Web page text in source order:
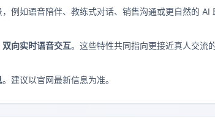
例如语音陪伴、教练式对话、销售沟通或更自然的 AI
向实时语音交互。这些特性共同指向更接近真人交流
。建议以官网最新信息为准。